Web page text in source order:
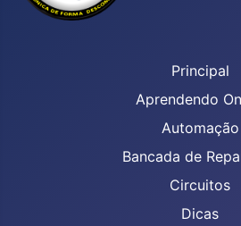
Principal
Aprendendo
Automação
Bancada de
Circuitos
Dicas